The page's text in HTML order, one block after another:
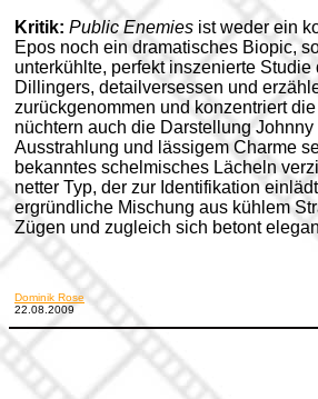
Kritik: Public Enemies ist weder ein
Epos noch ein dramatisches Biopic,
unterkühlte, perfekt inszenierte
Dillingers, detailversessen und
zurückgenommen und konzentriert
nüchtern auch die Darstellung
Ausstrahlung und lässigem Charme
bekanntes schelmisches Lächeln
netter Typ, der zur Identifikation
ergründliche Mischung aus kühlem
Zügen und zugleich sich betont
Dominik Rose
22.08.2009